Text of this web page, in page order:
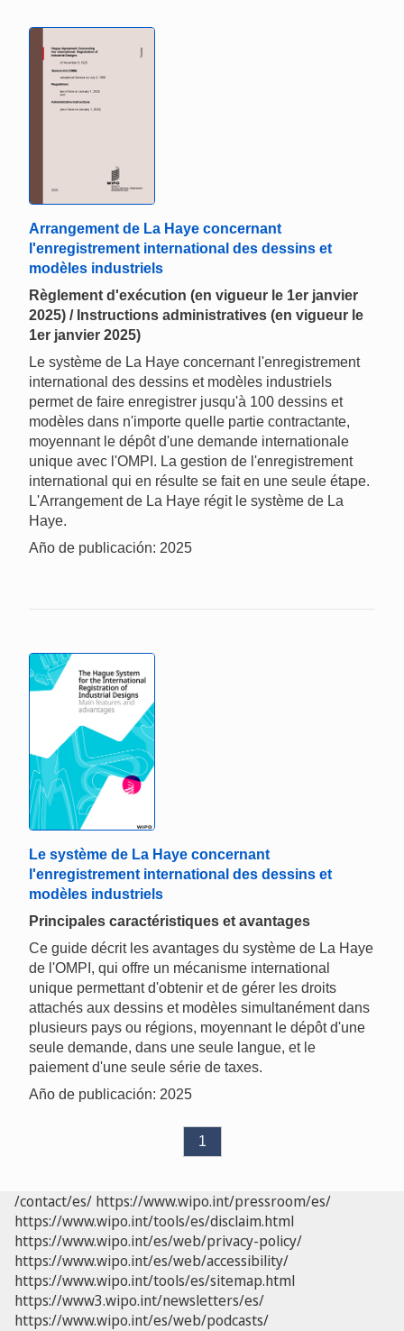
Arrangement de La Haye concernant
l'enregistrement international des dessins et
modèles industriels
Règlement d'exécution (en vigueur le 1er janvier
2025) / Instructions administratives (en vigueur le
1er janvier 2025)
Le système de La Haye concernant l'enregistrement
international des dessins et modèles industriels
permet de faire enregistrer jusqu'à 100 dessins et
modèles dans n'importe quelle partie contractante,
moyennant le dépôt d'une demande internationale
unique avec l'OMPI. La gestion de l'enregistrement
international qui en résulte se fait en une seule étape.
L'Arrangement de La Haye régit le système de La
Haye.
Año de publicación: 2025
Le système de La Haye concernant
l'enregistrement international des dessins et
modèles industriels
Principales caractéristiques et avantages
Ce guide décrit les avantages du système de La Haye
de l'OMPI, qui offre un mécanisme international
unique permettant d'obtenir et de gérer les droits
attachés aux dessins et modèles simultanément dans
plusieurs pays ou régions, moyennant le dépôt d'une
seule demande, dans une seule langue, et le
paiement d'une seule série de taxes.
Año de publicación: 2025
1
/contact/es/ https://www.wipo.int/pressroom/es/
https://www.wipo.int/tools/es/disclaim.html
https://www.wipo.int/es/web/privacy-policy/
https://www.wipo.int/es/web/accessibility/
https://www.wipo.int/tools/es/sitemap.html
https://www3.wipo.int/newsletters/es/
https://www.wipo.int/es/web/podcasts/